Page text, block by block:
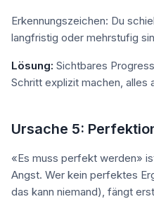
Erkennungszeichen: Du
langfristig oder mehrstufig
Lösung: Sichtbares
Schritt explizit machen, alles
Ursache 5:
«Es muss perfekt werden»
Angst. Wer kein perfektes
das kann niemand), fängt